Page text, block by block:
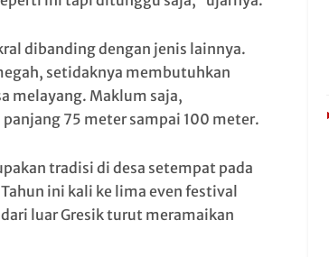
dibanding dengan jenis lainnya.
setidaknya membutuhkan
melayang. Maklum saja,
75 meter sampai 100 meter.
tradisi di desa setempat pada
ini kali ke lima even festival
luar Gresik turut meramaikan